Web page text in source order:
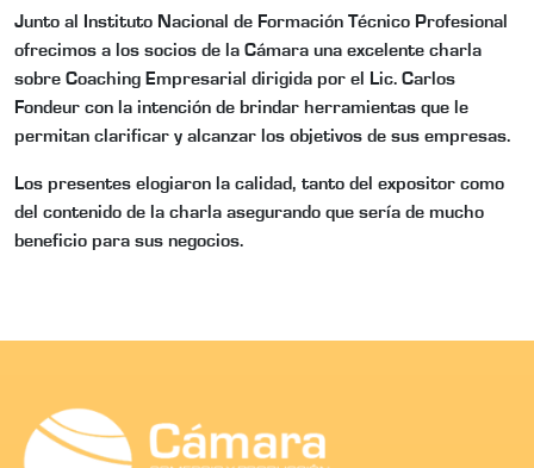
Junto al Instituto Nacional de Formación Técnico Profesional
ofrecimos a los socios de la Cámara una excelente charla
sobre Coaching Empresarial dirigida por el Lic. Carlos
Fondeur con la intención de brindar herramientas que le
permitan clarificar y alcanzar los objetivos de sus empresas.
Los presentes elogiaron la calidad, tanto del expositor como
del contenido de la charla asegurando que sería de mucho
beneficio para sus negocios.